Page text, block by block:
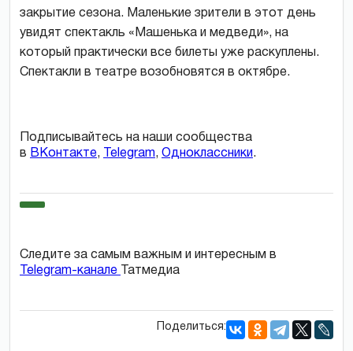
закрытие сезона. Маленькие зрители в этот день
увидят спектакль «Машенька и медведи», на
который практически все билеты уже раскуплены.
Спектакли в театре возобновятся в октябре.
Подписывайтесь на наши сообщества
в ВКонтакте, Telegram, Одноклассники.
Следите за самым важным и интересным в
Telegram-канале
Татмедиа
Поделиться: